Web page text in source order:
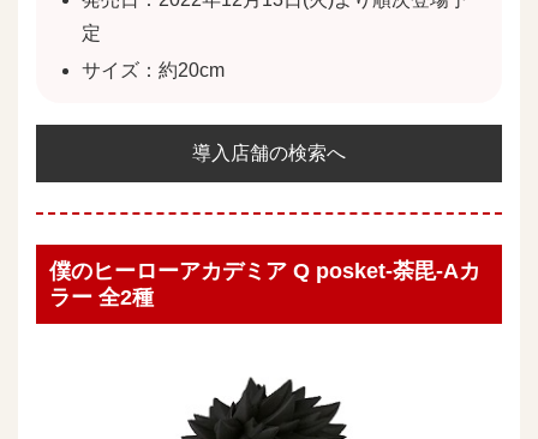
定
サイズ：約20cm
導入店舗の検索へ
僕のヒーローアカデミア Q posket-荼毘-Aカ
ラー 全2種